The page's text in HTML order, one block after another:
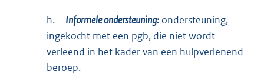
h. Informele ondersteuning: ondersteuning,
ingekocht met een pgb, die niet wordt
verleend in het kader van een hulpverlenend
beroep.